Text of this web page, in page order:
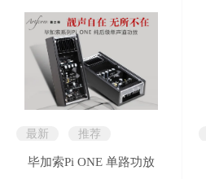
最新 推荐
毕加索Pi ONE 单路功放